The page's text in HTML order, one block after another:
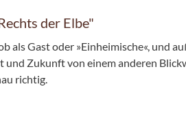
der Elbe"
als Gast oder »Einheimische«, und
Zukunft von einem anderen
richtig.